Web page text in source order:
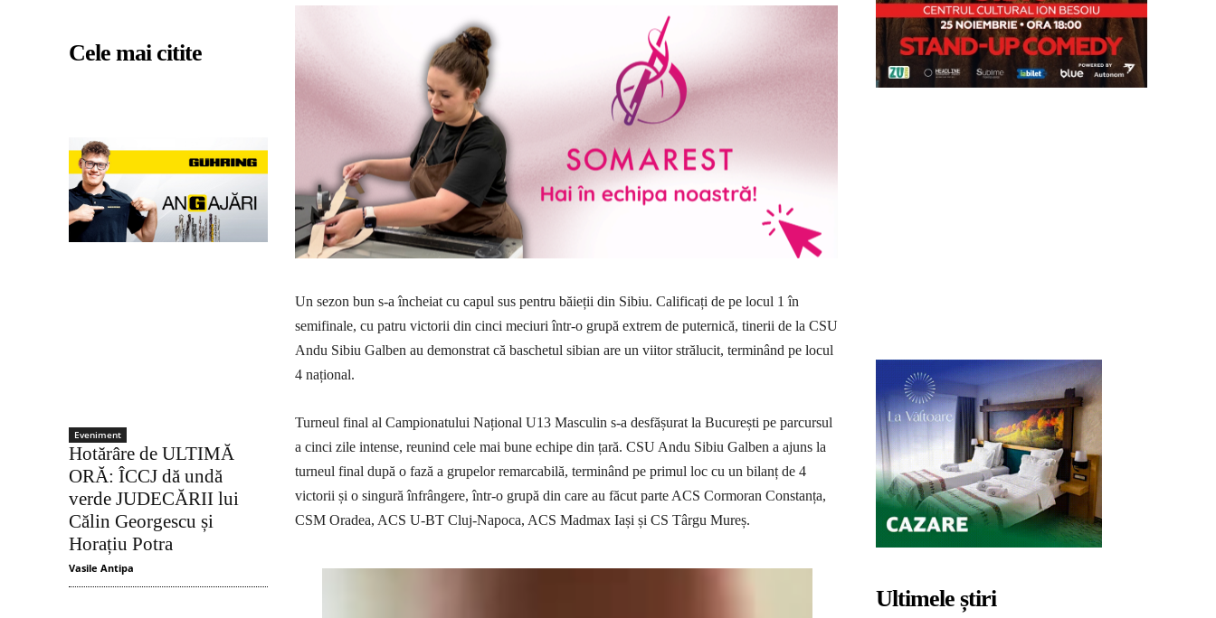
Cele mai citite
Eveniment
Hotărâre de ULTIMĂ
ORĂ: ÎCCJ dă undă
verde JUDECĂRII lui
Călin Georgescu și
Horațiu Potra
Vasile Antipa
Un sezon bun s-a încheiat cu capul sus pentru băieții din Sibiu. Calificați de pe locul 1 în
semifinale, cu patru victorii din cinci meciuri într-o grupă extrem de puternică, tinerii de la CSU
Andu Sibiu Galben au demonstrat că baschetul sibian are un viitor strălucit, terminând pe locul
4 național.
Turneul final al Campionatului Național U13 Masculin s-a desfășurat la București pe parcursul
a cinci zile intense, reunind cele mai bune echipe din țară. CSU Andu Sibiu Galben a ajuns la
turneul final după o fază a grupelor remarcabilă, terminând pe primul loc cu un bilanț de 4
victorii și o singură înfrângere, într-o grupă din care au făcut parte ACS Cormoran Constanța,
CSM Oradea, ACS U-BT Cluj-Napoca, ACS Madmax Iași și CS Târgu Mureș.
Ultimele știri